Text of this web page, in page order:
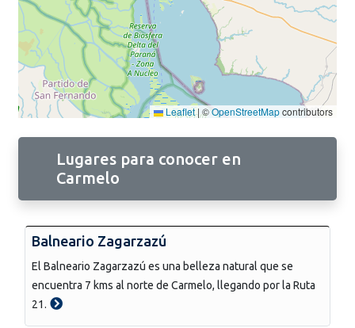
Leaflet|©OpenStreetMapcontributors
Lugares para conocer en
Carmelo
Balneario Zagarzazú
El Balneario Zagarzazú es una belleza natural que se
encuentra 7 kms al norte de Carmelo, llegando por la Ruta
21.